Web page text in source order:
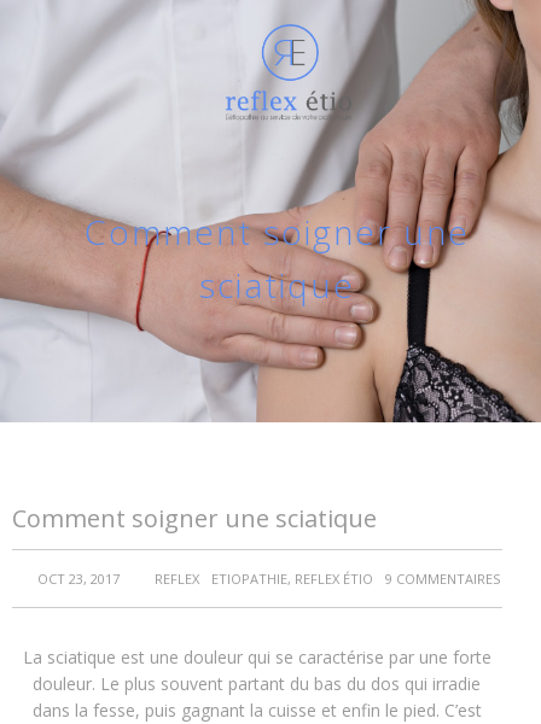
Comment soigner une
sciatique
Comment soigner une sciatique
OCT 23, 2017 9 COMMENTAIRES
ETIOPATHIE, REFLEX ÉTIO
REFLEX
La sciatique est une douleur qui se caractérise par une forte
douleur. Le plus souvent partant du bas du dos qui irradie
dans la fesse, puis gagnant la cuisse et enfin le pied. C’est